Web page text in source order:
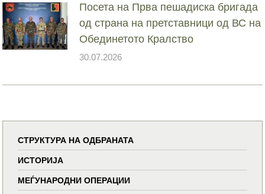
Посета на Прва пешадиска бригада
од страна на претставници од ВС на
Обединетото Кралство
30.07.2026
СТРУКТУРА НА ОДБРАНАТА
ИСТОРИЈА
МЕЃУНАРОДНИ ОПЕРАЦИИ